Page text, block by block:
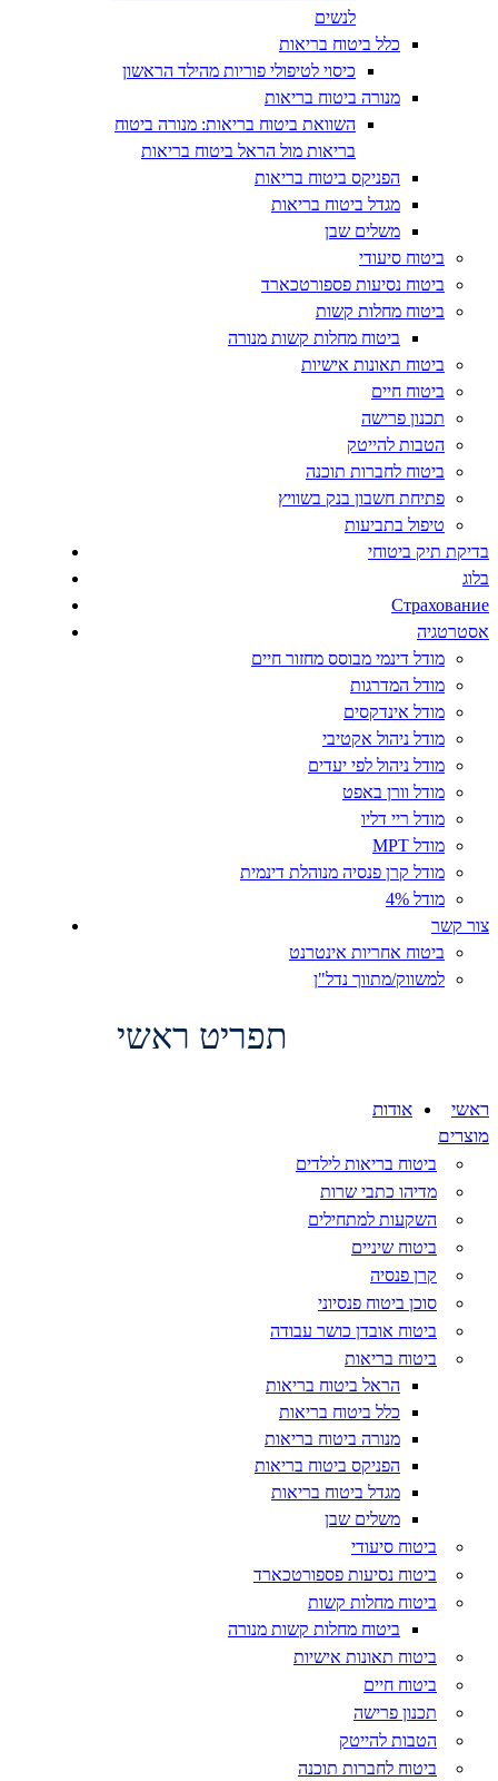
לנשים
כלל ביטוח בריאות
כיסוי לטיפולי פוריות מהילד הראשון
מנורה ביטוח בריאות
השוואת ביטוח בריאות: מנורה ביטוח
בריאות מול הראל ביטוח בריאות
הפניקס ביטוח בריאות
מגדל ביטוח בריאות
משלים שבן
ביטוח סיעודי
ביטוח נסיעות פספורטכארד
ביטוח מחלות קשות
ביטוח מחלות קשות מנורה
ביטוח תאונות אישיות
ביטוח חיים
תכנון פרישה
הטבות להייטק
ביטוח לחברות תוכנה
פתיחת חשבון בנק בשוויץ
טיפול בתביעות
בדיקת תיק ביטוחי
בלוג
Страхование
אסטרטגיה
מודל דינמי מבוסס מחזור חיים
מודל המדרגות
מודל אינדקסים
מודל ניהול אקטיבי
מודל ניהול לפי יעדים
מודל וורן באפט
מודל ריי דליו
מודל MPT
מודל קרן פנסיה מנוהלת דינמית
מודל 4%
צור קשר
ביטוח אחריות אינטרנט
למשווק/מתווך נדל"ן
תפריט ראשי
ראשי
אודות
מוצרים
ביטוח בריאות לילדים
מדיהו כתבי שרות
השקעות למתחילים
ביטוח שיניים
קרן פנסיה
סוכן ביטוח פנסיוני
ביטוח אובדן כושר עבודה
ביטוח בריאות
הראל ביטוח בריאות
כלל ביטוח בריאות
מנורה ביטוח בריאות
הפניקס ביטוח בריאות
מגדל ביטוח בריאות
משלים שבן
ביטוח סיעודי
ביטוח נסיעות פספורטכארד
ביטוח מחלות קשות
ביטוח מחלות קשות מנורה
ביטוח תאונות אישיות
ביטוח חיים
תכנון פרישה
הטבות להייטק
ביטוח לחברות תוכנה